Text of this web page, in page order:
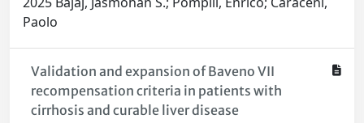
Paolo
Validation and expansion of Baveno VII
recompensation criteria in patients with
cirrhosis and curable liver disease